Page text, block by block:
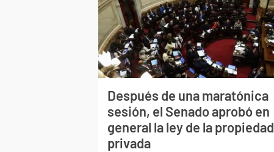
Después de una maratónica
sesión, el Senado aprobó en
general la ley de la propiedad
privada